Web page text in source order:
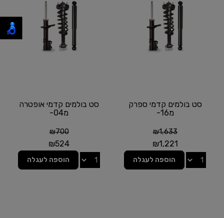
סט בולמים קדמי ספרק
מ16-
₪1,633
₪1,221
הוספה לעגלה
סט בולמים קדמי אופטרה
מ04-
₪700
₪524
הוספה לעגלה